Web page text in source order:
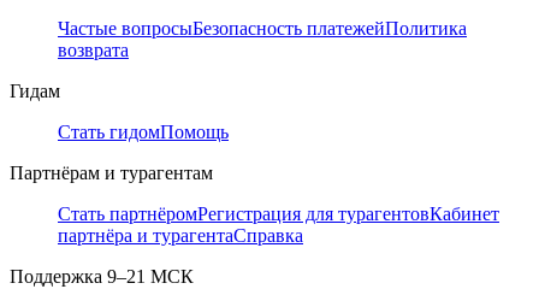
Частые вопросыБезопасность платежейПолитика
возврата
Гидам
Стать гидомПомощь
Партнёрам и турагентам
Стать партнёромРегистрация для турагентовКабинет
партнёра и турагентаСправка
Поддержка 9–21 МСК